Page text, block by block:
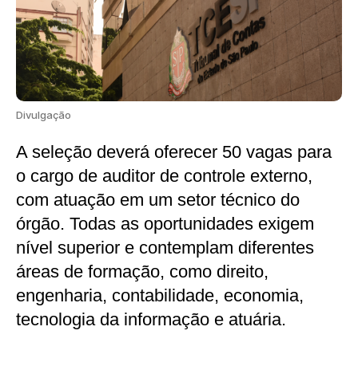
Divulgação
A seleção deverá oferecer 50 vagas para
o cargo de auditor de controle externo,
com atuação em um setor técnico do
órgão. Todas as oportunidades exigem
nível superior e contemplam diferentes
áreas de formação, como direito,
engenharia, contabilidade, economia,
tecnologia da informação e atuária.